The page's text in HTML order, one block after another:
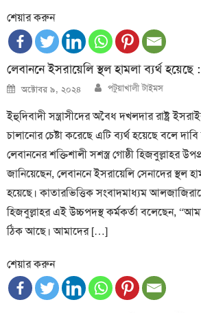
শেয়ার করুন
লেবাননে ইসরায়েলি স্থল হামলা ব্যর্থ
Posted
on
অক্টোবর ৯, ২০২৪ Author
পটুয়াখালী টাইমস
ইহুদিবাদী সন্ত্রাসীদের অবৈধ দখলদার রাষ্ট্র
চালানোর চেষ্টা করেছে এটি ব্যর্থ হয়েছে বলে
লেবাননের শক্তিশালী সশস্ত্র গোষ্ঠী হিজবুল্লাহর
জানিয়েছেন, লেবাননে ইসরায়েলি সেনাদের স্থল
হয়েছে। কাতারভিত্তিক সংবাদমাধ্যম
হিজবুল্লাহর এই উচ্চপদস্থ কর্মকর্তা বলেছেন,
ঠিক আছে। আমাদের […]
শেয়ার করুন